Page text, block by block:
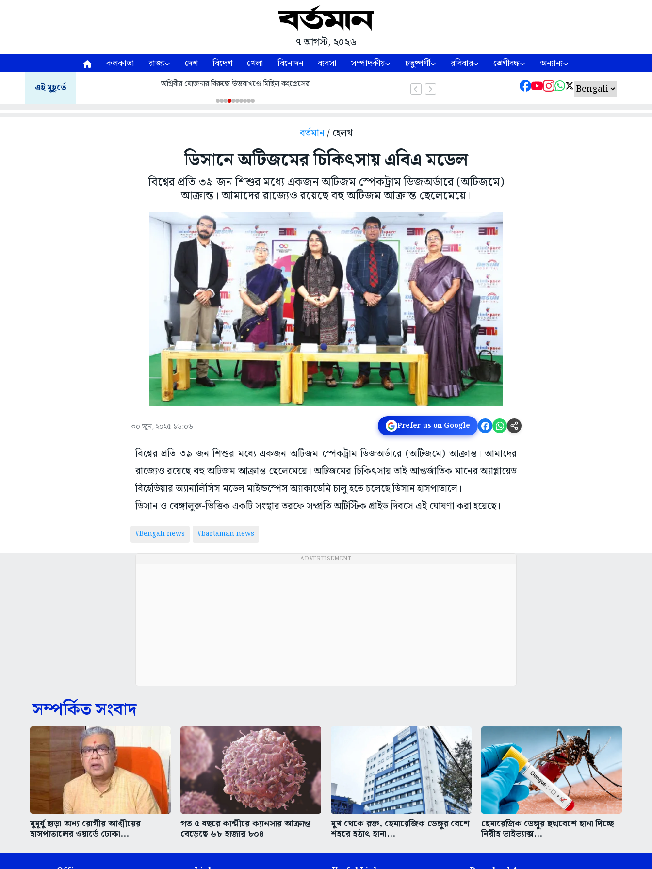
৭ আগস্ট, ২০২৬
কলকাতা রাজ্য দেশ বিদেশ খেলা বিনোদন ব্যবসা সম্পাদকীয় চতুষ্পর্ণী রবিবার শ্রেণীবদ্ধ অন্যান্য
এই মুহূর্তে অগ্নিবীর যোজনার বিরুদ্ধে উত্তরাখণ্ডে মিছিল কংগ্রেসের
বর্তমান/ হেলথ
ডিসানে অটিজমের চিকিৎসায় এবিএ মডেল
বিশ্বের প্রতি ৩৯ জন শিশুর মধ্যে একজন অটিজম স্পেকট্রাম ডিজঅর্ডারে (অটিজমে)
আক্রান্ত। আমাদের রাজ্যেও রয়েছে বহু অটিজম আক্রান্ত ছেলেমেয়ে।
৩০ জুন, ২০২৫ ১৬:০৬ Prefer us on Google
বিশ্বের প্রতি ৩৯ জন শিশুর মধ্যে একজন অটিজম স্পেকট্রাম ডিজঅর্ডারে (অটিজমে) আক্রান্ত। আমাদের
রাজ্যেও রয়েছে বহু অটিজম আক্রান্ত ছেলেমেয়ে। অটিজমের চিকিৎসায় তাই আন্তর্জাতিক মানের অ্যাপ্লায়েড
বিহেভিয়ার অ্যানালিসিস মডেল মাইন্ডস্পেস অ্যাকাডেমি চালু হতে চলেছে ডিসান হাসপাতালে।
ডিসান ও বেঙ্গালুরু-ভিত্তিক একটি সংস্থার তরফে সম্প্রতি অটিস্টিক প্রাইড দিবসে এই ঘোষণা করা হয়েছে।
#Bengali news #bartaman news
ADVERTISEMENT
সম্পর্কিত সংবাদ
মুমূর্ষু ছাড়া অন্য রোগীর আত্মীয়ের
হাসপাতালের ওয়ার্ডে ঢোকা...
গত ৫ বছরে কাশ্মীরে ক্যানসার আক্রান্ত
বেড়েছে ৬৮ হাজার ৮০৪
মুখ থেকে রক্ত, হেমারেজিক ডেঙ্গুর বেশে
শহরে হঠাৎ হানা...
হেমারেজিক ডেঙ্গুর ছদ্মবেশে হানা দিচ্ছে
নিরীহ ভাইভ্যাক্স...